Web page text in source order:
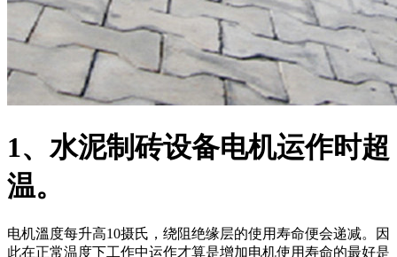
1、水泥制砖设备电机运作时超
温。
电机溫度每升高10摄氏，绕阻绝缘层的使用寿命便会递减。因
此在正常温度下工作中运作才算是增加电机使用寿命的最好是